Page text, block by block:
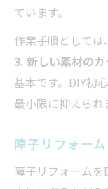
ています。
作業手順としては、
3. 新しい素材の
基本です。DIY初
最小限に抑えられ
障子リフォー
障子リフォーム